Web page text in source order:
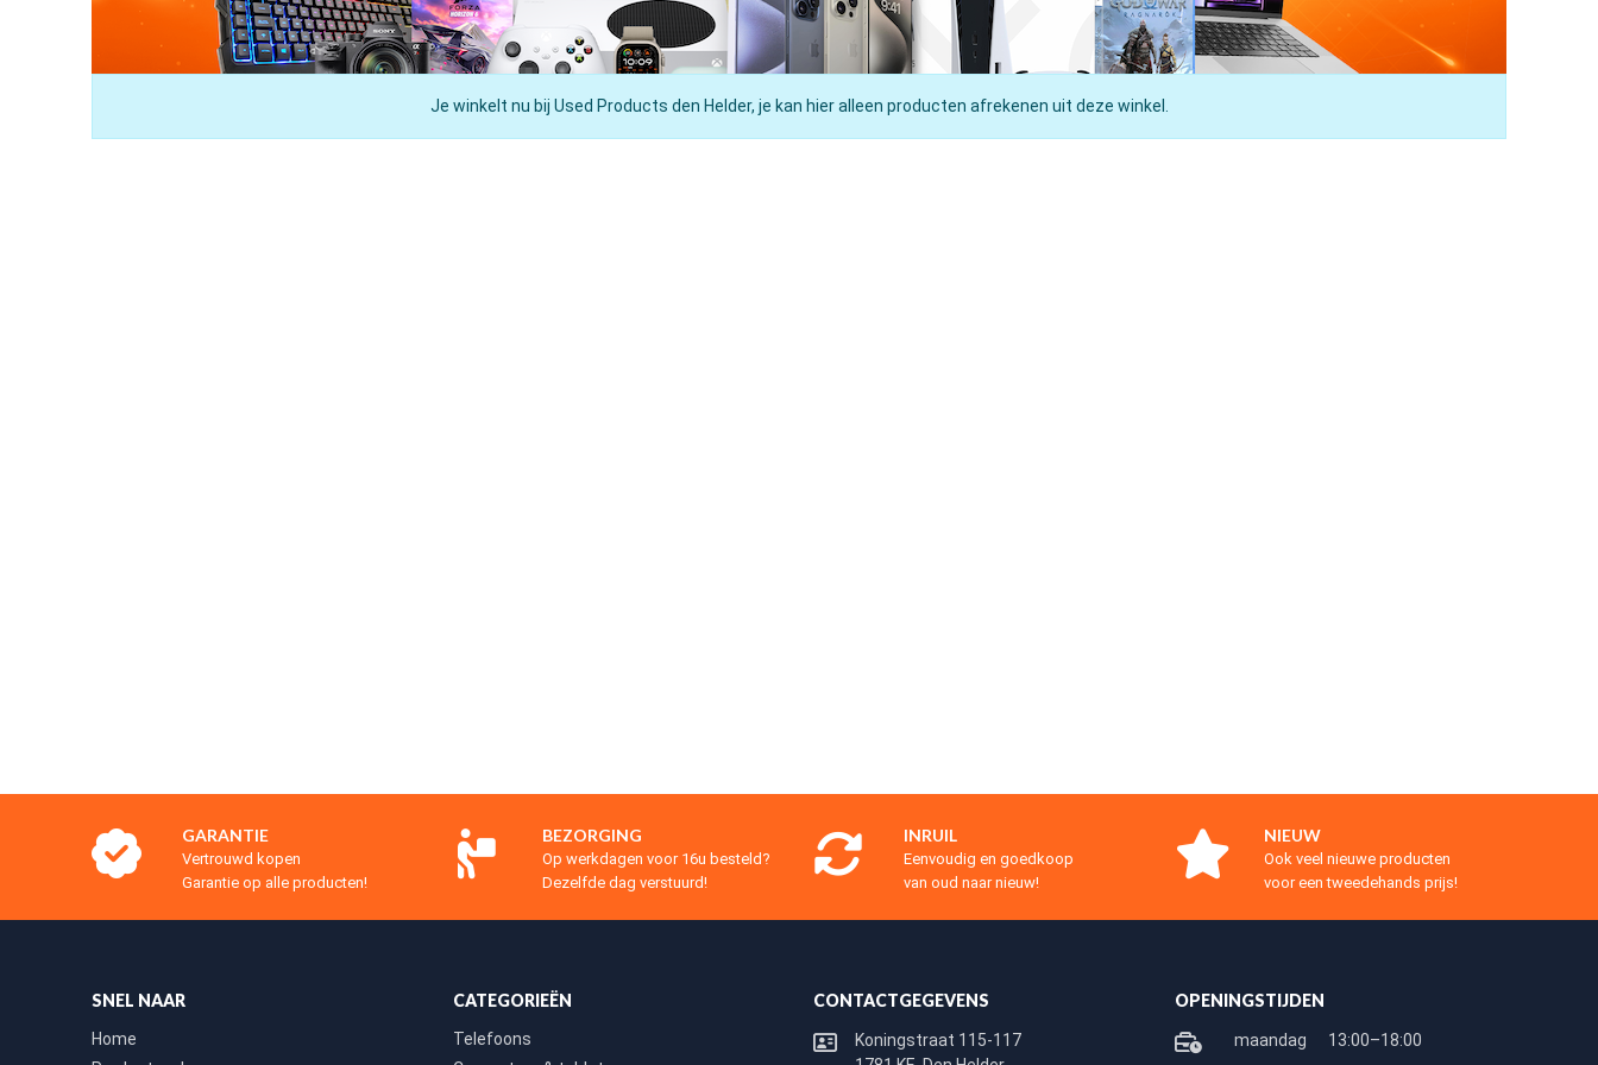
Je winkelt nu bij Used Products den Helder, je kan hier alleen producten afrekenen uit deze winkel.
GARANTIE
Vertrouwd kopen
Garantie op alle producten!
BEZORGING
Op werkdagen voor 16u besteld?
Dezelfde dag verstuurd!
INRUIL
Eenvoudig en goedkoop
van oud naar nieuw!
NIEUW
Ook veel nieuwe producten
voor een tweedehands prijs!
SNEL NAAR
Home
CATEGORIEËN
Telefoons
CONTACTGEGEVENS
Koningstraat 115-117
OPENINGSTIJDEN
maandag 13:00–18:00